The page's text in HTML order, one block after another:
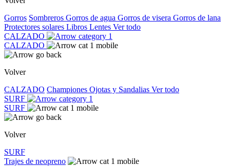
Gorros Sombreros Gorros de agua Gorros de visera Gorros de lana
Protectores solares Libros Lentes Ver todo
CALZADO
CALZADO
Volver
CALZADO Championes Ojotas y Sandalias Ver todo
SURF
SURF
Volver
SURF
Trajes de neopreno